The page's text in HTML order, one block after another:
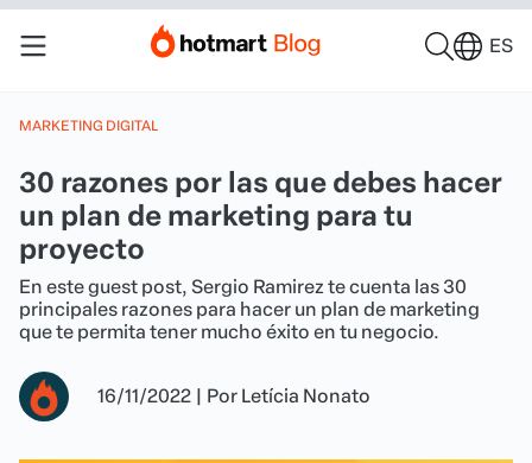
ES
MARKETING DIGITAL
30 razones por las que debes hacer
un plan de marketing para tu
proyecto
En este guest post, Sergio Ramirez te cuenta las 30
principales razones para hacer un plan de marketing
que te permita tener mucho éxito en tu negocio.
16/11/2022 | Por Letícia Nonato